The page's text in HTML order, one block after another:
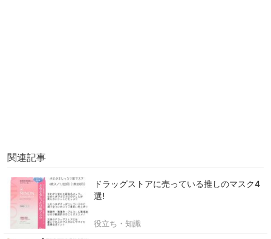
関連記事
ドラッグストアに売っている推しのマスク4
選!
役立ち・知識